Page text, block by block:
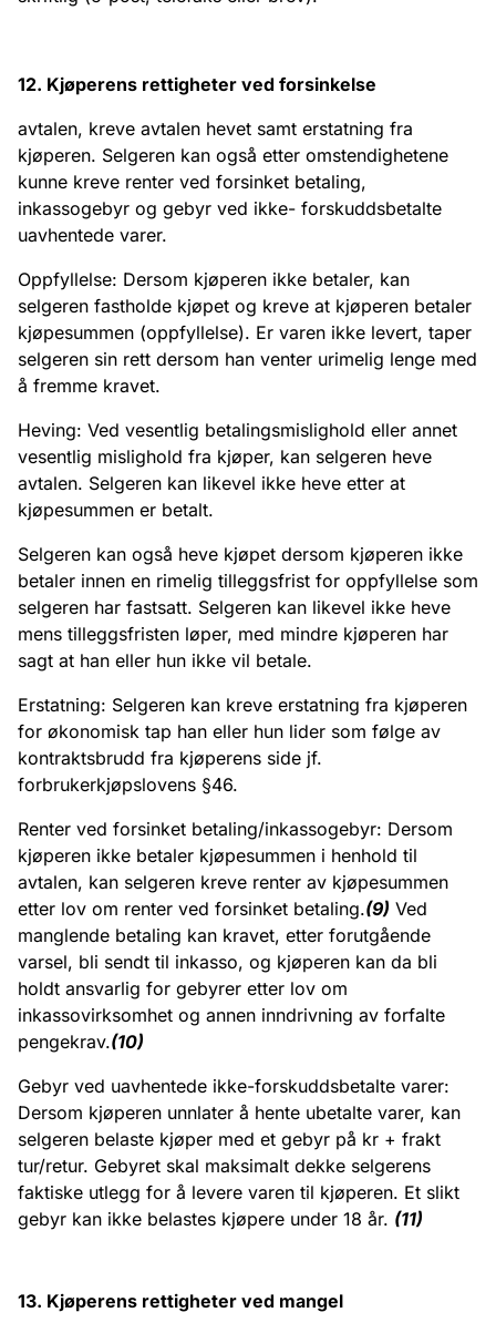
12. Kjøperens rettigheter ved forsinkelse
avtalen, kreve avtalen hevet samt erstatning fra
kjøperen. Selgeren kan også etter omstendighetene
kunne kreve renter ved forsinket betaling,
inkassogebyr og gebyr ved ikke- forskuddsbetalte
uavhentede varer.
Oppfyllelse: Dersom kjøperen ikke betaler, kan
selgeren fastholde kjøpet og kreve at kjøperen betaler
kjøpesummen (oppfyllelse). Er varen ikke levert, taper
selgeren sin rett dersom han venter urimelig lenge med
å fremme kravet.
Heving: Ved vesentlig betalingsmislighold eller annet
vesentlig mislighold fra kjøper, kan selgeren heve
avtalen. Selgeren kan likevel ikke heve etter at
kjøpesummen er betalt.
Selgeren kan også heve kjøpet dersom kjøperen ikke
betaler innen en rimelig tilleggsfrist for oppfyllelse som
selgeren har fastsatt. Selgeren kan likevel ikke heve
mens tilleggsfristen løper, med mindre kjøperen har
sagt at han eller hun ikke vil betale.
Erstatning: Selgeren kan kreve erstatning fra kjøperen
for økonomisk tap han eller hun lider som følge av
kontraktsbrudd fra kjøperens side jf.
forbrukerkjøpslovens §46.
Renter ved forsinket betaling/inkassogebyr: Dersom
kjøperen ikke betaler kjøpesummen i henhold til
avtalen, kan selgeren kreve renter av kjøpesummen
etter lov om renter ved forsinket betaling.(9) Ved
manglende betaling kan kravet, etter forutgående
varsel, bli sendt til inkasso, og kjøperen kan da bli
holdt ansvarlig for gebyrer etter lov om
inkassovirksomhet og annen inndrivning av forfalte
pengekrav.(10)
Gebyr ved uavhentede ikke-forskuddsbetalte varer:
Dersom kjøperen unnlater å hente ubetalte varer, kan
selgeren belaste kjøper med et gebyr på kr + frakt
tur/retur. Gebyret skal maksimalt dekke selgerens
faktiske utlegg for å levere varen til kjøperen. Et slikt
gebyr kan ikke belastes kjøpere under 18 år. (11)
13. Kjøperens rettigheter ved mangel